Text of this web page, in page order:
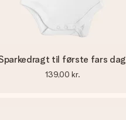
til første fars dag
139,00 kr.